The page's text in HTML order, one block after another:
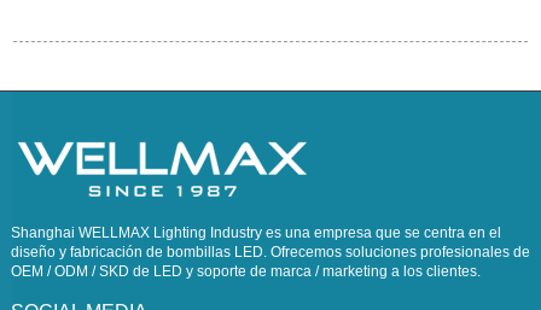
Shanghai WELLMAX Lighting Industry es una empresa que se centra en el
diseño y fabricación de bombillas LED. Ofrecemos soluciones profesionales de
OEM / ODM / SKD de LED y soporte de marca / marketing a los clientes.